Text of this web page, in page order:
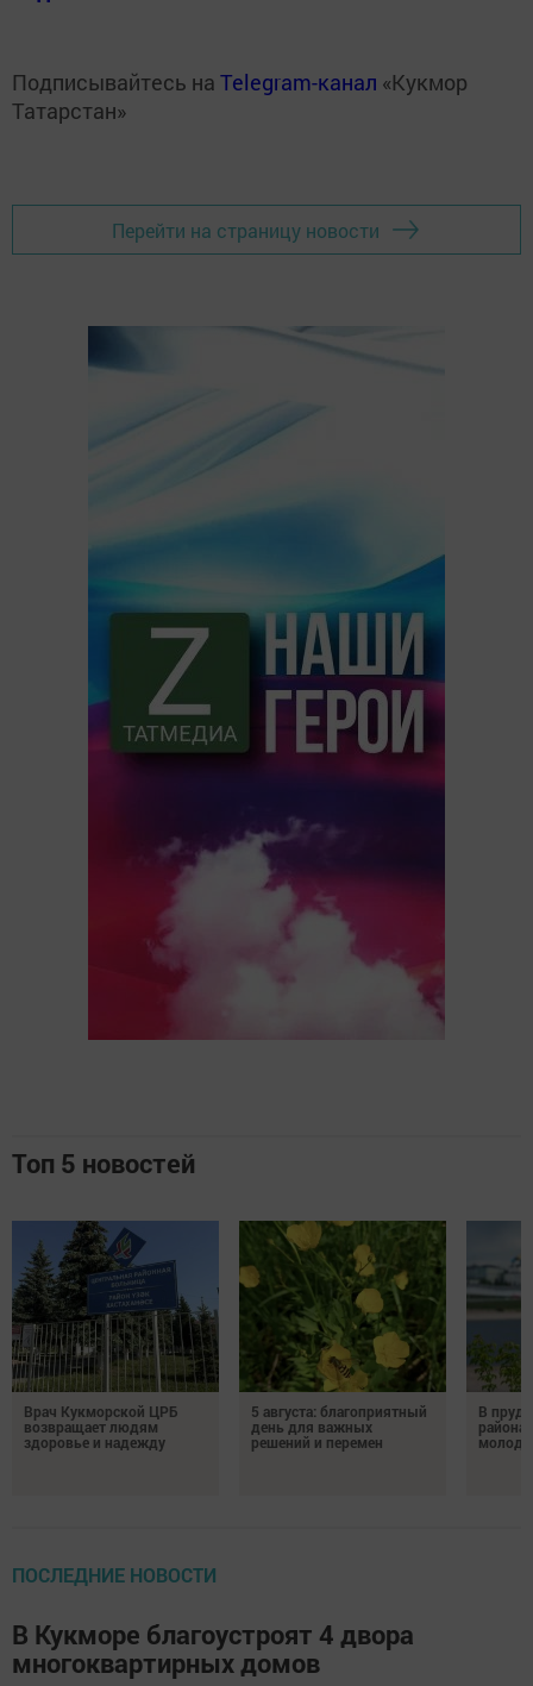
Подписывайтесь на Telegram-канал «Кукмор
Татарстан»
Перейти на страницу новости
Топ 5 новостей
Врач Кукморской ЦРБ
возвращает людям
здоровье и надежду
5 августа: благоприятный
день для важных
решений и перемен
В
района
ПОСЛЕДНИЕ НОВОСТИ
В Кукморе благоустроят 4 двора
многоквартирных домов